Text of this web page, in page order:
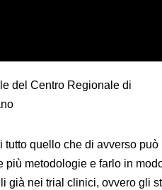
del Centro Regionale di
tutto quello che di avverso può
più metodologie e farlo in
già nei trial clinici, ovvero gli